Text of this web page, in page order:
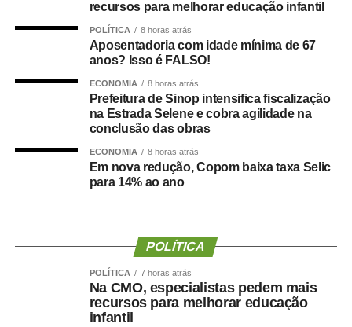
recursos públicos para organizações sociais, o que
promoveria uma “terceirização da educação”. Segundo o
deputado, o dinheiro público precisa ser investido pelos
governos de forma eficiente e direta nas creches e
escolas públicas.
Na visão do professor Fábio Hoffmann Pereira,
pesquisador da Universidade Federal de Alagoas (Ufal) e
representante da Campanha Nacional pelo Direito à
recursos para melhorar educação infantil
POLÍTICA 8 horas atrás
Aposentadoria com idade mínima de 67
anos? Isso é FALSO!
ECONOMIA 8 horas atrás
Prefeitura de Sinop intensifica fiscalização
na Estrada Selene e cobra agilidade na
conclusão das obras
ECONOMIA 8 horas atrás
Em nova redução, Copom baixa taxa Selic
para 14% ao ano
POLÍTICA
POLÍTICA 7 horas atrás
Na CMO, especialistas pedem mais
recursos para melhorar educação
infantil